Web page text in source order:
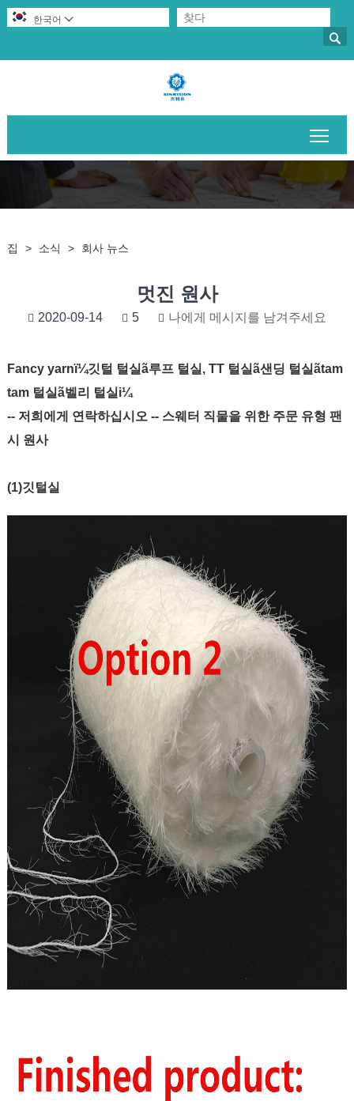

한국어 
집 > 소식 > 회사 뉴스
멋진 원사
2020-09-14 5 나에게 메시지를 남겨주세요
Fancy yarnï¼깃털 털실ã루프 털실, TT 털실ã샌딩 털실ãtam
tam 털실ã벨리 털실i¼
-- 저희에게 연락하십시오 -- 스웨터 직물을 위한 주문 유형 팬
시 원사
(1)깃털실